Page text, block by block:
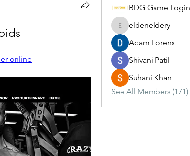
online
BDG Game Login
eldeneldery
eldeneldery
Adam Lorens
Shivani Patil
Suhani Khan
See All Members (171)